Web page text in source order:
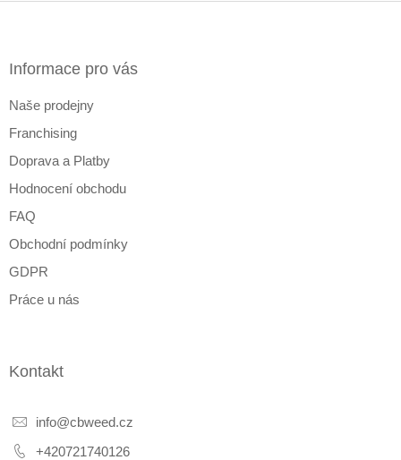
Informace pro vás
Naše prodejny
Franchising
Doprava a Platby
Hodnocení obchodu
FAQ
Obchodní podmínky
GDPR
Práce u nás
Kontakt
info@cbweed.cz
+420721740126